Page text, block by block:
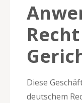
Diese
deutschem